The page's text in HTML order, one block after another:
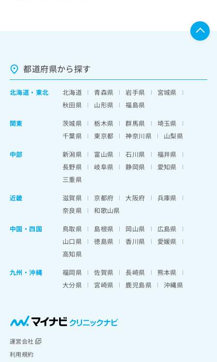
都道府県から探す
北海道 ・ 東北 北海道 青森県 岩手県
宮城県
秋田県
山形県
福島県
関東
茨城県 栃木県 群馬県
埼玉県
千葉県
東京都 神奈川県
山梨県
中部
新潟県 富山県 石川県
福井県
長野県
岐阜県 静岡県
愛知県
三重県
近畿
滋賀県 京都府 大阪府
兵庫県
奈良県
和歌山県
中国・四国
鳥取県 島根県 岡山県
広島県
山口県
徳島県 香川県
愛媛県
高知県
九州・沖縄
福岡県 佐賀県 長崎県
熊本県
大分県
宮崎県 鹿児島県 沖縄県
運営会社
利用規約